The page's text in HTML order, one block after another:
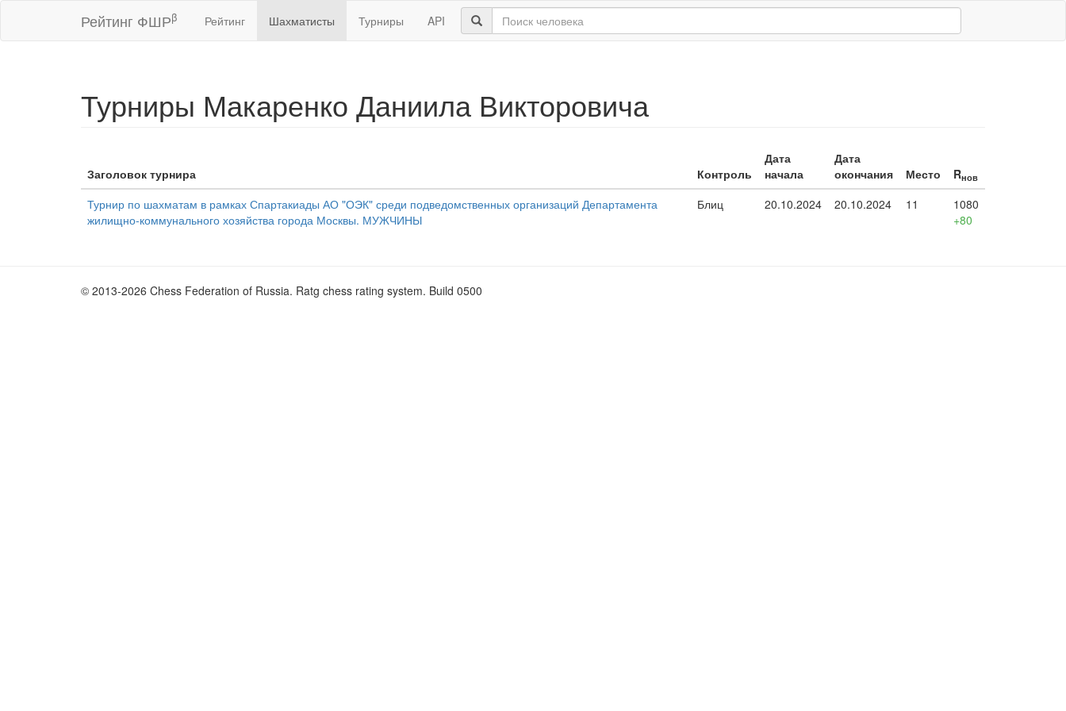
Рейтинг ФШРβ Рейтинг Шахматисты Турниры API
Турниры Макаренко Даниила Викторовича
Заголовок турнира Контроль
Дата
начала
Дата
окончания
Место Rнов
Турнир по шахматам в рамках Спартакиады АО "ОЭК" среди подведомственных организаций Департамента
жилищно-коммунального хозяйства города Москвы. МУЖЧИНЫ
Блиц 20.10.2024 20.10.2024 11
1080
+80
© 2013-2026 Chess Federation of Russia. Ratg chess rating system. Build 0500